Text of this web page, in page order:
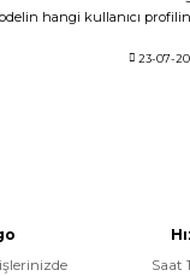
hangi kullanıcı
Breeze, Vapor,
ve Flare modelleri
en uygun şişme
23-07-
Saat